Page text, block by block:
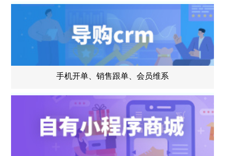
手机开单、销售跟单、会员维系